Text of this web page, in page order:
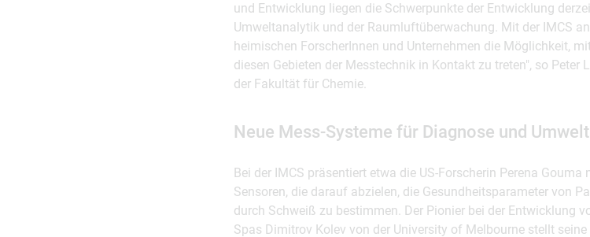
und Entwicklung liegen die Schwerpunkte der Entwicklung
Umweltanalytik und der Raumluftüberwachung. Mit der IMCS
heimischen ForscherInnen und Unternehmen die Möglichkeit,
diesen Gebieten der Messtechnik in Kontakt zu treten", so Peter
der Fakultät für Chemie.
Neue Mess-Systeme für Diagnose und
Bei der IMCS präsentiert etwa die US-Forscherin Perena
Sensoren, die darauf abzielen, die Gesundheitsparameter von
durch Schweiß zu bestimmen. Der Pionier bei der Entwicklung
Spas Dimitrov Kolev von der University of Melbourne stellt